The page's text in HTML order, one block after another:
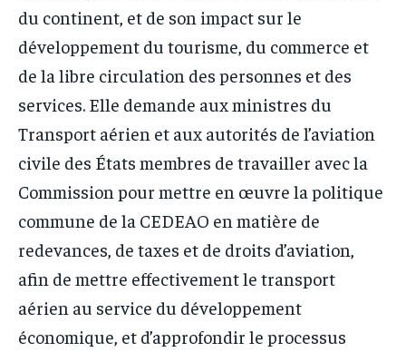
du continent, et de son impact sur le
développement du tourisme, du commerce et
de la libre circulation des personnes et des
services. Elle demande aux ministres du
Transport aérien et aux autorités de l’aviation
civile des États membres de travailler avec la
Commission pour mettre en œuvre la politique
commune de la CEDEAO en matière de
redevances, de taxes et de droits d’aviation,
afin de mettre effectivement le transport
aérien au service du développement
économique, et d’approfondir le processus